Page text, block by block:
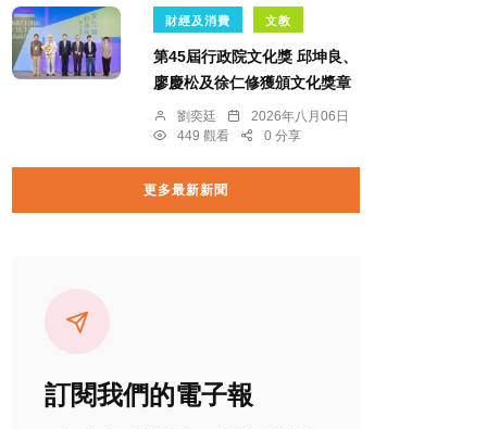
財經及消費 文教
第45屆行政院文化獎 邱坤良、
廖慶松及徐仁修獲頒文化獎章
劉奕廷
2026年八月06日
449 觀看
0 分享
更多最新新聞
訂閱我們的電子報